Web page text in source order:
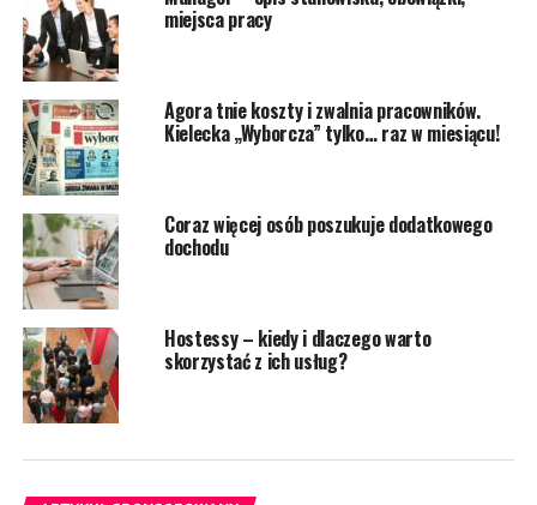
miejsca pracy
Agora tnie koszty i zwalnia pracowników.
Kielecka „Wyborcza” tylko… raz w miesiącu!
Coraz więcej osób poszukuje dodatkowego
dochodu
Hostessy – kiedy i dlaczego warto
skorzystać z ich usług?